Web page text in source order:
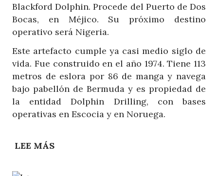
Blackford Dolphin. Procede del Puerto de Dos
Bocas, en Méjico. Su próximo destino
operativo será Nigeria.
Este artefacto cumple ya casi medio siglo de
vida. Fue construido en el año 1974. Tiene 113
metros de eslora por 86 de manga y navega
bajo pabellón de Bermuda y es propiedad de
la entidad Dolphin Drilling, con bases
operativas en Escocia y en Noruega.
LEE MÁS